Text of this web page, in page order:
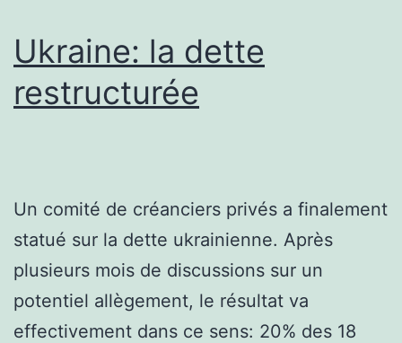
Ukraine: la dette
restructurée
Un comité de créanciers privés a finalement
statué sur la dette ukrainienne. Après
plusieurs mois de discussions sur un
potentiel allègement, le résultat va
effectivement dans ce sens: 20% des 18